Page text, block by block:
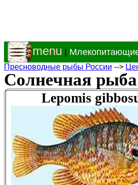
menu
Пресноводные рыбы России -->
Солнечная рыба
Lepomis